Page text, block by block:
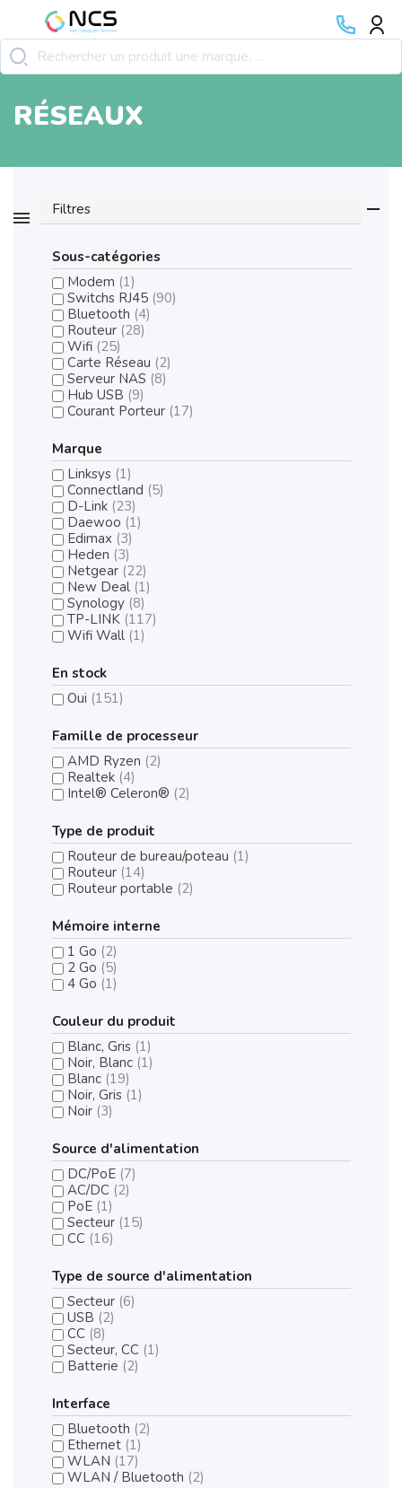
RÉSEAUX
Filtres
Sous-catégories
Modem (1)
Switchs RJ45 (90)
Bluetooth (4)
Routeur (28)
Wifi (25)
Carte Réseau (2)
Serveur NAS (8)
Hub USB (9)
Courant Porteur (17)
Marque
Linksys (1)
Connectland (5)
D-Link (23)
Daewoo (1)
Edimax (3)
Heden (3)
Netgear (22)
New Deal (1)
Synology (8)
TP-LINK (117)
Wifi Wall (1)
En stock
Oui (151)
Famille de processeur
AMD Ryzen (2)
Realtek (4)
Intel® Celeron® (2)
Type de produit
Routeur de bureau/poteau (1)
Routeur (14)
Routeur portable (2)
Mémoire interne
1 Go (2)
2 Go (5)
4 Go (1)
Couleur du produit
Blanc, Gris (1)
Noir, Blanc (1)
Blanc (19)
Noir, Gris (1)
Noir (3)
Source d'alimentation
DC/PoE (7)
AC/DC (2)
PoE (1)
Secteur (15)
CC (16)
Type de source d'alimentation
Secteur (6)
USB (2)
CC (8)
Secteur, CC (1)
Batterie (2)
Interface
Bluetooth (2)
Ethernet (1)
WLAN (17)
WLAN / Bluetooth (2)